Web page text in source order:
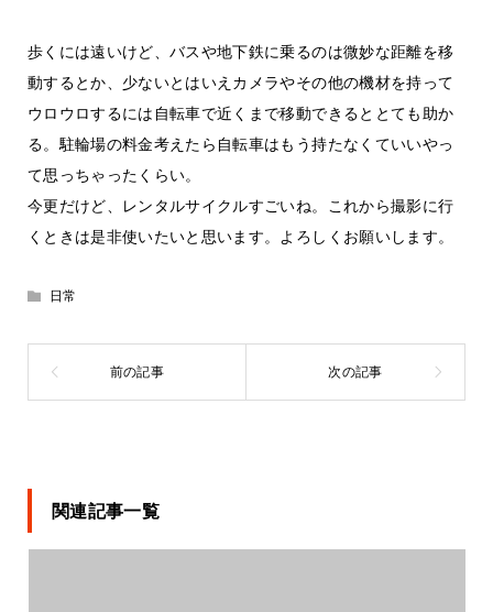
歩くには遠いけど、バスや地下鉄に乗るのは微妙な距離を移
動するとか、少ないとはいえカメラやその他の機材を持って
ウロウロするには自転車で近くまで移動できるととても助か
る。駐輪場の料金考えたら自転車はもう持たなくていいやっ
て思っちゃったくらい。
今更だけど、レンタルサイクルすごいね。これから撮影に行
くときは是非使いたいと思います。よろしくお願いします。
日常
関連記事一覧